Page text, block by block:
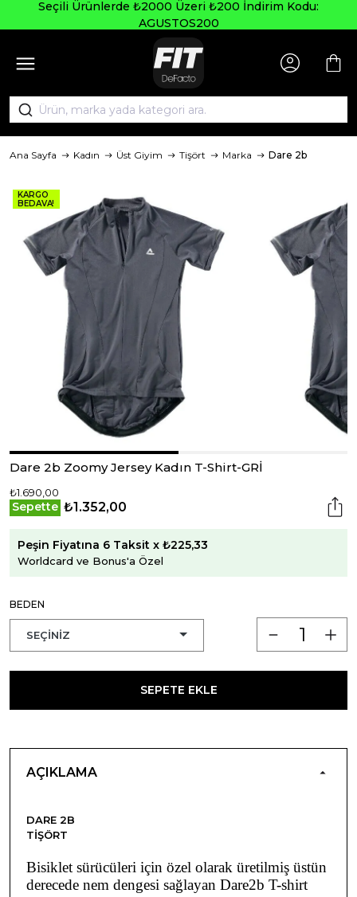
Seçili Ürünlerde ₺2000 Üzeri ₺200 İndirim Kodu:
AGUSTOS200
Ana Sayfa Kadın Üst Giyim Tişört Marka Dare 2b
KARGO
BEDAVA!
Dare 2b Zoomy Jersey Kadın T-Shirt-GRİ
₺1.690,00
Sepette ₺1.352,00
Peşin Fiyatına 6 Taksit x ₺225,33
Worldcard ve Bonus'a Özel
BEDEN
SEPETE EKLE
AÇIKLAMA
DARE 2B
TIŞÖRT
Bisiklet sürücüleri için özel olarak üretilmiş üstün
derecede nem dengesi sağlayan Dare2b T-shirt